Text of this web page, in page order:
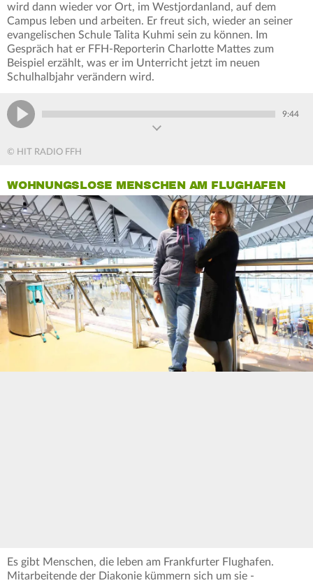
wird dann wieder vor Ort, im Westjordanland, auf dem
Campus leben und arbeiten. Er freut sich, wieder an seiner
evangelischen Schule Talita Kuhmi sein zu können. Im
Gespräch hat er FFH-Reporterin Charlotte Mattes zum
Beispiel erzählt, was er im Unterricht jetzt im neuen
Schulhalbjahr verändern wird.
9:44
© HIT RADIO FFH
WOHNUNGSLOSE MENSCHEN AM FLUGHAFEN
Es gibt Menschen, die leben am Frankfurter Flughafen.
Mitarbeitende der Diakonie kümmern sich um sie -